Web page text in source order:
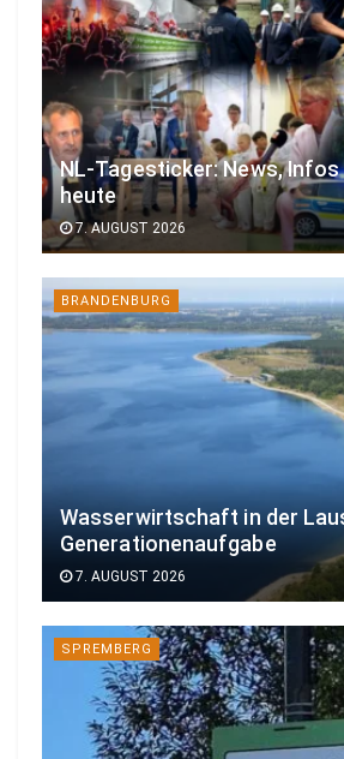
NL-Tagesticker: News, Infos
heute
7. AUGUST 2026
BRANDENBURG
Wasserwirtschaft in der
Generationenaufgabe
7. AUGUST 2026
SPREMBERG